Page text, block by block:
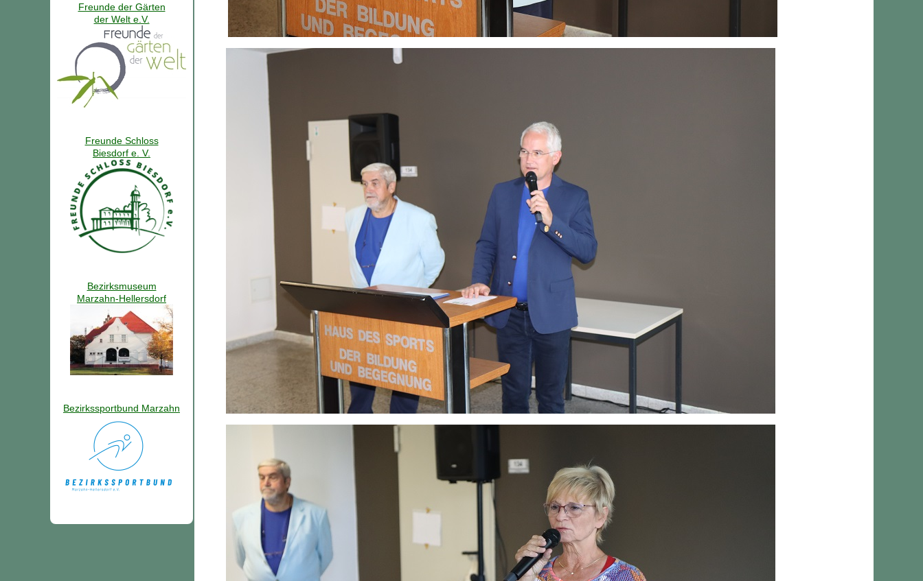
Freunde der Gärten
der Welt e.V.
Freunde Schloss
Biesdorf e. V.
Bezirksmuseum
Marzahn-Hellersdorf
Bezirkssportbund Marzahn